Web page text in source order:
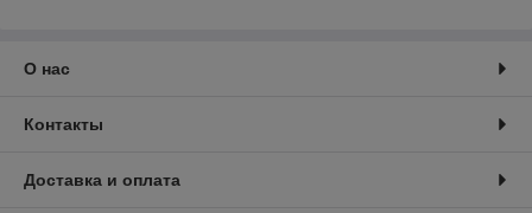
О нас
Контакты
Доставка и оплата